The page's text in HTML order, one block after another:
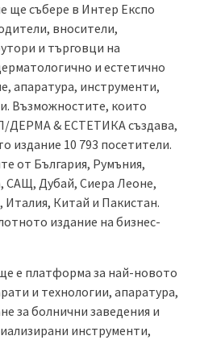
ще събере в Интер Експо
вносители,
и търговци на
и естетично
апаратура, инструменти,
Възможностите, които
& ЕСТЕТИКА създава,
издание 10 793 посетители.
от България, Румъния,
САЩ, Дубай, Сиера Леоне,
Италия, Китай и Пакистан.
издание на бизнес-
е платформа за най-новото
и технологии, апаратура,
за болнични заведения и
инструменти,